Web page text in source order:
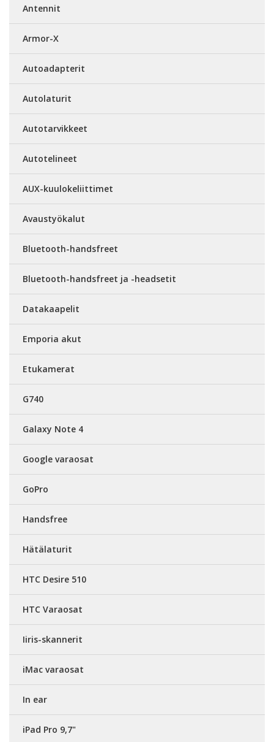
Antennit
Armor-X
Autoadapterit
Autolaturit
Autotarvikkeet
Autotelineet
AUX-kuulokeliittimet
Avaustyökalut
Bluetooth-handsfreet
Bluetooth-handsfreet ja -headsetit
Datakaapelit
Emporia akut
Etukamerat
G740
Galaxy Note 4
Google varaosat
GoPro
Handsfree
Hätälaturit
HTC Desire 510
HTC Varaosat
Iiris-skannerit
iMac varaosat
In ear
iPad Pro 9,7"